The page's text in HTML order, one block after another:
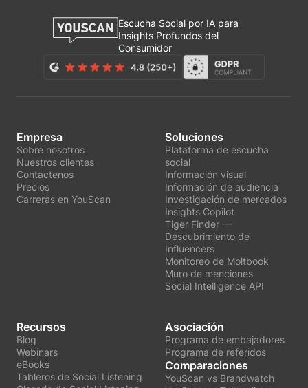
Escucha Social por IA para
Insights Profundos del
Consumidor
Empresa
Sobre nosotros
Nuestros clientes
Contáctenos
Precios
Carreras en YouScan
Soluciones
Plataforma de escucha
social
Información visual
Información de audiencia
Investigación de mercados
Insights Copilot
Tiger Finder —
Descubrimiento de
Influencers
Monitoreo de Moltbook
Muro de menciones
Social Intelligence API
Recursos
Blog
Webinars
eBooks
Tableros de Social Listening
Asociación
Programa de embajadores
Programa de referidos
Comparaciones
YouScan vs Brandwatch